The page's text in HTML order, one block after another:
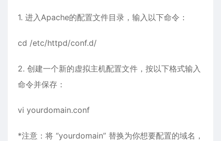
1. 进入Apache的配置文件目录，输入以下命令：
cd /etc/httpd/conf.d/
2. 创建一个新的虚拟主机配置文件，按以下格式输入
命令并保存：
vi yourdomain.conf
*注意：将 “yourdomain” 替换为你想要配置的域名，